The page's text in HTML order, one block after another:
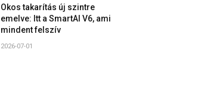
Okos takarítás új szintre
emelve: Itt a SmartAI V6, ami
mindent felszív
2026-07-01